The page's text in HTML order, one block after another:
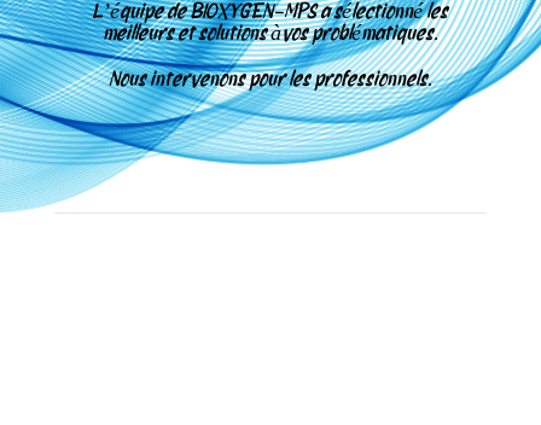
L’équipe deBIOXYGEN-MPS a sélectionné les
meilleurs et solutions àvos problématiques.
Nous intervenons pour les professionnels.